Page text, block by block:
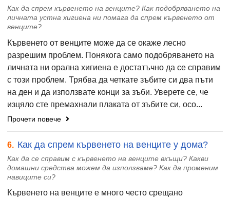
Как да спрем кървенето на венците? Как подобряването на
личната устна хигиена ни помага да спрем кървенето от
венците?
Кървенето от венците може да се окаже лесно
разрешим проблем. Понякога само подобряването на
личната ни орална хигиена е достатъчно да се справим
с този проблем. Трябва да четкате зъбите си два пъти
на ден и да използвате конци за зъби. Уверете се, че
изцяло сте премахнали плаката от зъбите си, осо...
Прочети повече
6. Как да спрем кървенето на венците у дома?
Как да се справим с кървенето на венците вкъщи? Какви
домашни средства можем да използваме? Как да променим
навиците си?
Кървенето на венците е много често срещано